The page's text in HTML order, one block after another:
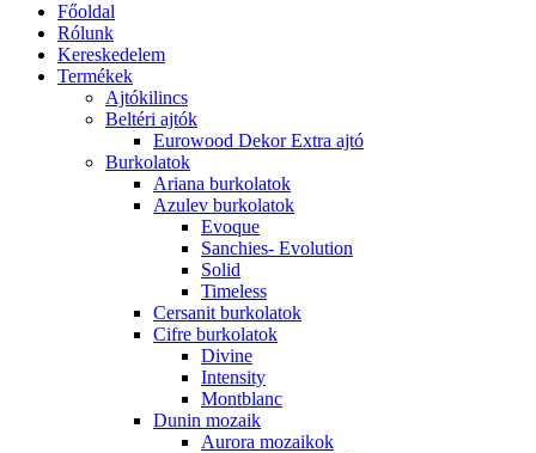
Főoldal
Rólunk
Kereskedelem
Termékek
Ajtókilincs
Beltéri ajtók
Eurowood Dekor Extra ajtó
Burkolatok
Ariana burkolatok
Azulev burkolatok
Evoque
Sanchies- Evolution
Solid
Timeless
Cersanit burkolatok
Cifre burkolatok
Divine
Intensity
Montblanc
Dunin mozaik
Aurora mozaikok